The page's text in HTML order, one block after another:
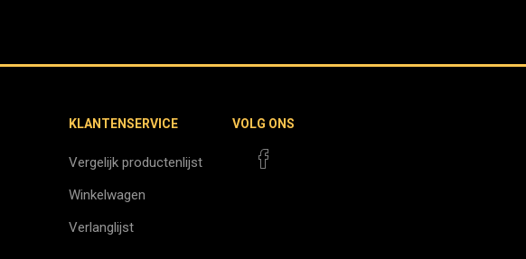
KLANTENSERVICE
Vergelijk productenlijst
Winkelwagen
Verlanglijst
VOLG ONS